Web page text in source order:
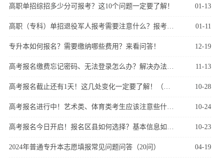
01-13
高职单招综招多少分可报考？这10个问题一定要了解！
01-11
高职（专科）单招退役军人报考需要注意什么？报考建议来了~
12-19
专升本如何报名？需要缴纳哪些费用？来看问答！
11-13
高考报名缴费忘记密码、无法登录怎么办？解决办法来了！
10-28
高考报名截止还有1天！这几处变化一定要了解！（附问题答疑）
10-24
高考报名进行中！艺术类、体育类考生应该注意些什么？
10-23
高考报名今日开启！报名区县如何选择？基本信息如何填？
04-19
2024年普通专升本志愿填报常见问题问答（20问）